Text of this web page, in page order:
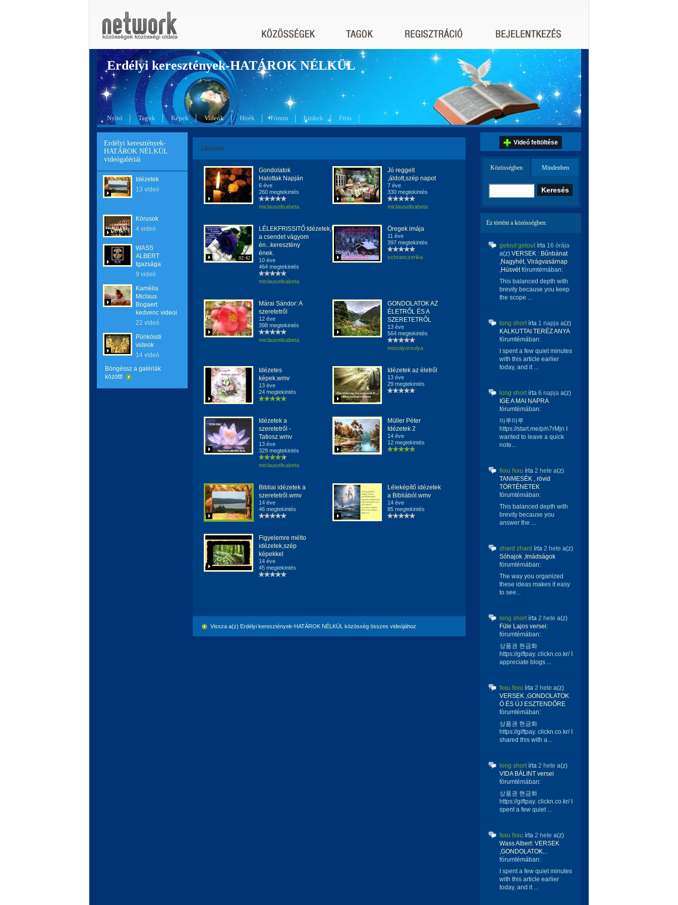
Erdélyi keresztények-HATÁROK NÉLKÜL
Nyitó Tagok Képek Videók Hírek Fórum Linkek Friss
Erdélyi keresztények-
HATÁROK NÉLKÜL
videógalériái
Idézetek
13 videó
Kórusok
4 videó
WASS
ALBERT
Igazsága
9 videó
Kamélia
Miclaus
Bogaert
kedvenc videoi
22 videó
Pünkösdi
videok
14 videó
Böngéssz a galériák
között!
Idézetek
Gondolatok
Halottak Napján
6 éve
260 megtekintés
miclauselisabeta
Jó reggelt
,áldott,szép napot
7 éve
330 megtekintés
miclauselisabeta
02:42
LÉLEKFRISSITŐ:Idézetek,Uram
a csendet vágyom
én...keresztény
ének.
10 éve
464 megtekintés
miclauselisabeta
Öregek imája
11 éve
397 megtekintés
schranczerika
Márai Sándor: A
szeretetről
12 éve
398 megtekintés
miclauselisabeta
GONDOLATOK AZ
ÉLETRŐL ÉS A
SZERETETRŐL
13 éve
564 megtekintés
mosolyorsolya
Idézetes
képek.wmv
13 éve
24 megtekintés
Idézetek az életről
13 éve
29 megtekintés
Idézetek a
szeretetről -
Tatiosz.wmv
13 éve
329 megtekintés
miclauselisabeta
Müller Péter
Idézetek 2
14 éve
12 megtekintés
Bibliai idézetek a
szeretetről.wmv
14 éve
46 megtekintés
Léleképítő idézetek
a Bibliából.wmv
14 éve
85 megtekintés
Figyelemre mélto
idézetek,szép
képekkel
14 éve
45 megtekintés
Vissza a(z) Erdélyi keresztények-HATÁROK NÉLKÜL közösség összes videójához
Videó feltöltése
Közösségben Mindenben
Ez történt a közösségben:
getout getoutírta 16 órája
a(z) VERSEK : Bűnbánat
,Nagyhét, Virágvasárnap
,Húsvétfórumtémában:
This balanced depth with
brevity because you keep
the scope ...
long shortírta 1 napja a(z)
KALKUTTAI TERÉZ ANYA
fórumtémában:
I spent a few quiet minutes
with this article earlier
today, and it ...
long shortírta 6 napja a(z)
IGE A MAI NAPRA
fórumtémában:
마루마루
https://start.me/p/n7rMjn I
wanted to leave a quick
note...
fxxu fxxu írta 2 hete a(z)
TANMESÉK , rövid
TÖRTÉNETEK
fórumtémában:
This balanced depth with
brevity because you
answer the ...
zhard zhard írta 2 hete a(z)
Sóhajok ,Imádságok
fórumtémában:
The way you organized
these ideas makes it easy
to see...
long shortírta 2 hete a(z)
Füle Lajos versei:
fórumtémában:
상품권 현금화
https://giftpay. clickn.co.kr/ I
appreciate blogs ...
fxxu fxxu írta 2 hete a(z)
VERSEK ,GONDOLATOK
Ó ÉS ÚJ ESZTENDŐRE
fórumtémában:
상품권 현금화
https://giftpay. clickn.co.kr/ I
shared this with a...
long shortírta 2 hete a(z)
VIDA BÁLINT versei
fórumtémában:
상품권 현금화
https://giftpay. clickn.co.kr/ I
spent a few quiet ...
fxxu fxxu írta 2 hete a(z)
Wass Albert: VERSEK
,GONDOLATOK...
fórumtémában:
I spent a few quiet minutes
with this article earlier
today, and it ...